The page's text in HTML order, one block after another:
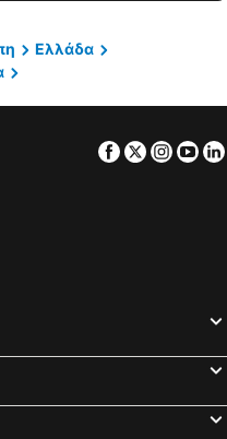
Pozar Resort
1 & 2
Ελλάδα
Facebook
Twitter